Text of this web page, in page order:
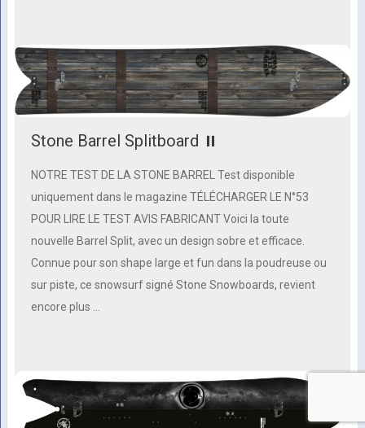
Stone Barrel Splitboard ⏸
NOTRE TEST DE LA STONE BARREL Test disponible
uniquement dans le magazine TÉLÉCHARGER LE N°53
POUR LIRE LE TEST AVIS FABRICANT Voici la toute
nouvelle Barrel Split, avec un design sobre et efficace.
Connue pour son shape large et fun dans la poudreuse ou
sur piste, ce snowsurf signé Stone Snowboards, revient
encore plus …